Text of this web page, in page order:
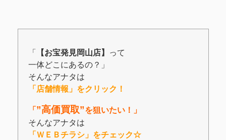
「 【お宝発見岡山店】
って
一体どこにあるの？」
そんなアナタは
「店舗情報」をクリック！
「 ”高価買取”を狙いたい！」
そんなアナタは
「ＷＥＢチラシ」をチェック☆